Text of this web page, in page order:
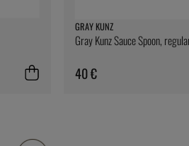
GRAY KUNZ
Gray Kunz Sauce Spoon,
40 €